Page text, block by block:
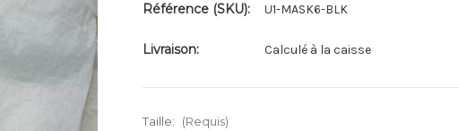
Référence (SKU): U1-MASK6-BLK
Livraison: Calculé à la caisse
Taille: (Requis)